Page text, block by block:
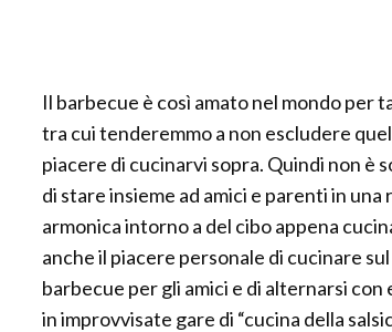
Il barbecue è così amato nel mondo per
tra cui tenderemmo a non escludere
piacere di cucinarvi sopra. Quindi non è
di stare insieme ad amici e parenti in una
armonica intorno a del cibo appena
anche il piacere personale di cucinare
barbecue per gli amici e di alternarsi con
in improvvisate gare di “cucina della